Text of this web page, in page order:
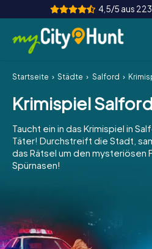
4,5/5 aus
So funktioniert's
Städte
Touren
Teamevent
INT AT
ES
Startseite Städte Salford
Krimispiel
Taucht ein in das Krimispiel in
Täter! Durchstreift die Stadt,
das Rätsel um den mysteriösen
Spürnasen!